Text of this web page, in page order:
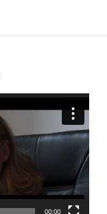
00:00